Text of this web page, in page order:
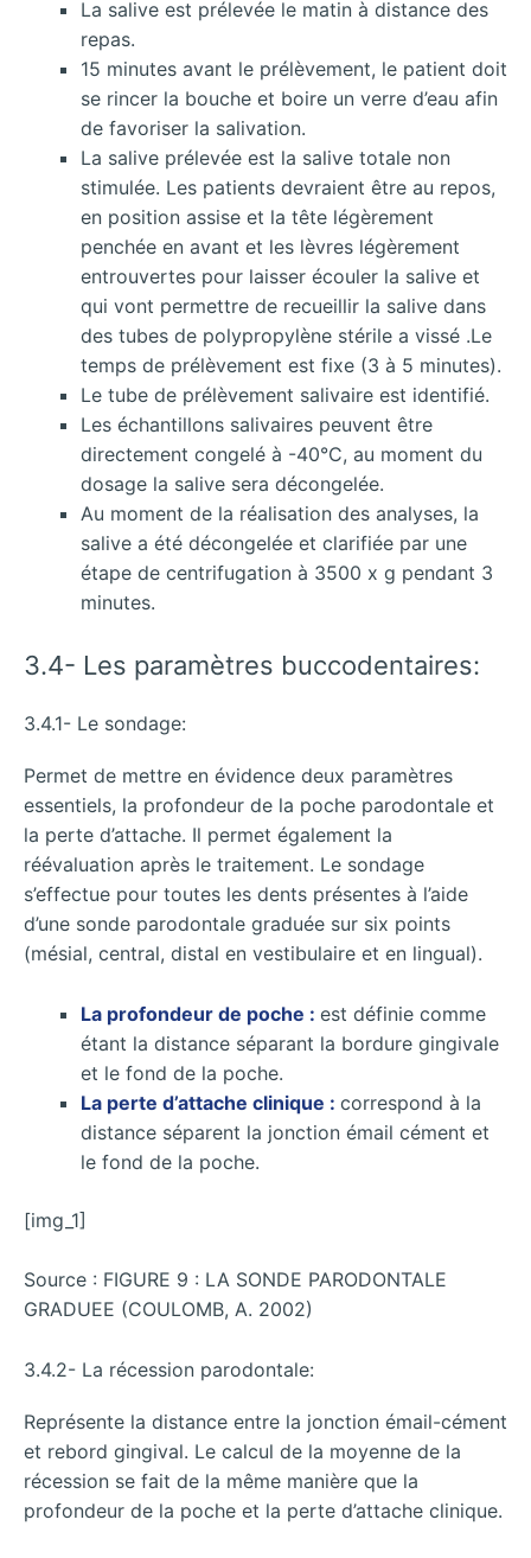
La salive est prélevée le matin à distance des
repas.
15 minutes avant le prélèvement, le patient doit
se rincer la bouche et boire un verre d’eau afin
de favoriser la salivation.
La salive prélevée est la salive totale non
stimulée. Les patients devraient être au repos,
en position assise et la tête légèrement
penchée en avant et les lèvres légèrement
entrouvertes pour laisser écouler la salive et
qui vont permettre de recueillir la salive dans
des tubes de polypropylène stérile a vissé .Le
temps de prélèvement est fixe (3 à 5 minutes).
Le tube de prélèvement salivaire est identifié.
Les échantillons salivaires peuvent être
directement congelé à -40°C, au moment du
dosage la salive sera décongelée.
Au moment de la réalisation des analyses, la
salive a été décongelée et clarifiée par une
étape de centrifugation à 3500 x g pendant 3
minutes.
3.4- Les paramètres buccodentaires:
3.4.1- Le sondage:
Permet de mettre en évidence deux paramètres
essentiels, la profondeur de la poche parodontale et
la perte d’attache. Il permet également la
réévaluation après le traitement. Le sondage
s’effectue pour toutes les dents présentes à l’aide
d’une sonde parodontale graduée sur six points
(mésial, central, distal en vestibulaire et en lingual).
La profondeur de poche : est définie comme
étant la distance séparant la bordure gingivale
et le fond de la poche.
La perte d’attache clinique : correspond à la
distance séparent la jonction émail cément et
le fond de la poche.
[img_1]
Source : FIGURE 9 : LA SONDE PARODONTALE
GRADUEE (COULOMB, A. 2002)
3.4.2- La récession parodontale:
Représente la distance entre la jonction émail-cément
et rebord gingival. Le calcul de la moyenne de la
récession se fait de la même manière que la
profondeur de la poche et la perte d’attache clinique.